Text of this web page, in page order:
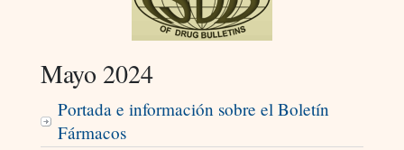
Mayo 2024
Portada e información sobre el Boletín
Fármacos